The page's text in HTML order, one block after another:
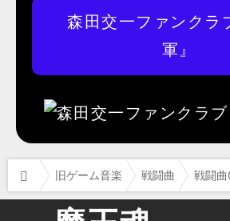
森田交一ファンクラ
軍』
旧ゲーム音楽 戦闘曲 戦闘